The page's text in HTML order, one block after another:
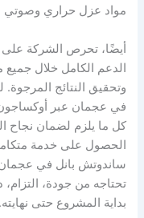
مواد عزل حراري وصوتي
أيضًا، تحرص الشركة
الدعم الكامل خلال جميع
وتحقيق النتائج
في عجمان عبر
كل ما يلزم لضمان نجاح
الحصول على خدمة
ساندوتش بانل في
تحتاجه من جودة،
بداية المشروع حتى نهايته.